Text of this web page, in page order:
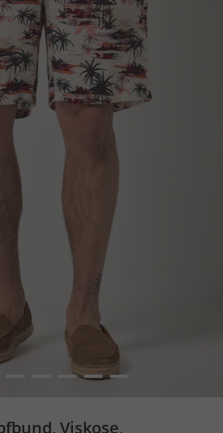
6 7
Viskose,